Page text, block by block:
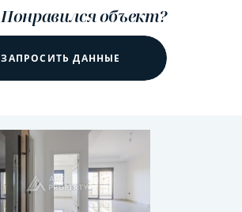
Понравился объект?
ЗАПРОСИТЬ ДАННЫЕ
ГОРЯЧЕЕ